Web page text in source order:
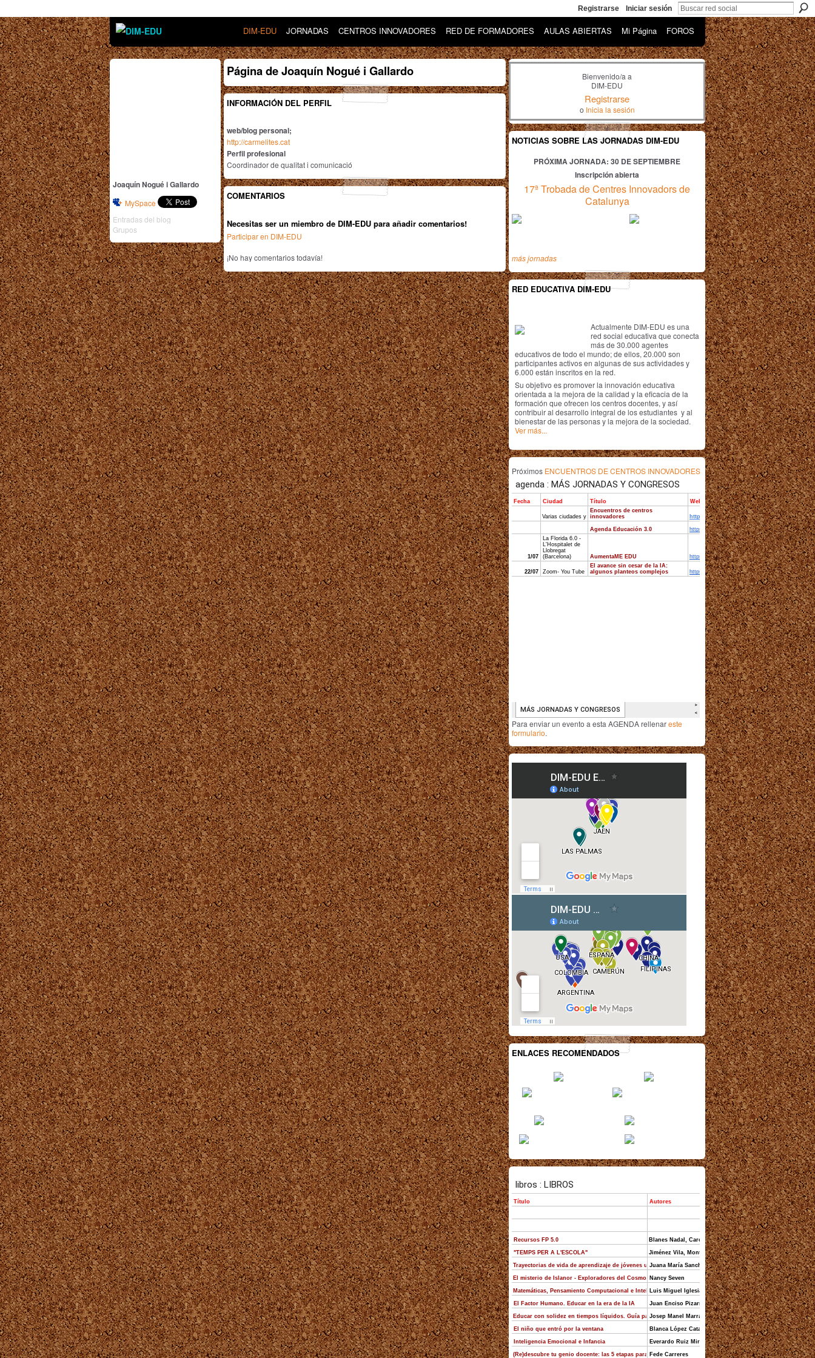
Registrarse Iniciar sesión
DIM-EDU JORNADAS CENTROS INNOVADORES RED DE FORMADORES AULAS ABIERTAS Mi Página FOROS
Joaquín Nogué i Gallardo
MySpace
Entradas del blog
Grupos
Página de Joaquín Nogué i Gallardo
INFORMACIÓN DEL PERFIL
web/blog personal;
http://carmelites.cat
Perfil profesional
Coordinador de qualitat i comunicació
COMENTARIOS
Necesitas ser un miembro de DIM-EDU para añadir comentarios!
Participar en DIM-EDU
¡No hay comentarios todavía!
Bienvenido/a a
DIM-EDU
Registrarse
o Inicia la sesión
NOTICIAS SOBRE LAS JORNADAS DIM-EDU
PRÓXIMA JORNADA: 30 DE SEPTIEMBRE
Inscripción abierta
17ª Trobada de Centres Innovadors de
Catalunya
más jornadas
RED EDUCATIVA DIM-EDU
Actualmente DIM-EDU es una
red social educativa que conecta
más de 30.000 agentes
educativos de todo el mundo; de ellos, 20.000 son
participantes activos en algunas de sus actividades y
6.000 están inscritos en la red.
Su objetivo es promover la innovación educativa
orientada a la mejora de la calidad y la eficacia de la
formación que ofrecen los centros docentes, y así
contribuir al desarrollo integral de los estudiantes y al
bienestar de las personas y la mejora de la sociedad.
Ver más...
Próximos ENCUENTROS DE CENTROS INNOVADORES
Para enviar un evento a esta AGENDA rellenareste
formulario.
ENLACES RECOMENDADOS